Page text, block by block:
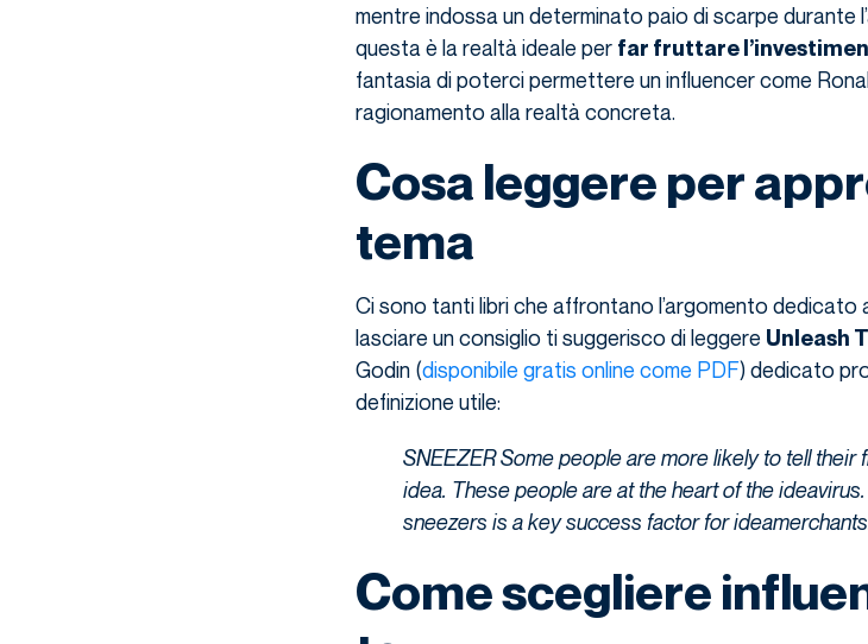
mentre indossa un determinato paio di scarpe durante
questa è la realtà ideale per far fruttare
fantasia di poterci permettere un influencer come
ragionamento alla realtà concreta.
Cosa leggere per
tema
Ci sono tanti libri che affrontano l’argomento dedicato
lasciare un consiglio ti suggerisco di leggere Unleash
Godin (disponibile gratis online come PDF) dedicato
definizione utile:
SNEEZER Some people are more likely to tell their
idea. These people are at the heart of the
sneezers is a key success factor for
Come scegliere